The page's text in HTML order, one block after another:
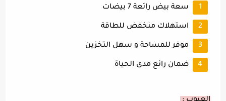
سعة بيض رائعة 7 بيضات
استهلاك منخفض للطاقة
موفر للمساحة و سهل التخزين
ضمان رائع مدى الحياة